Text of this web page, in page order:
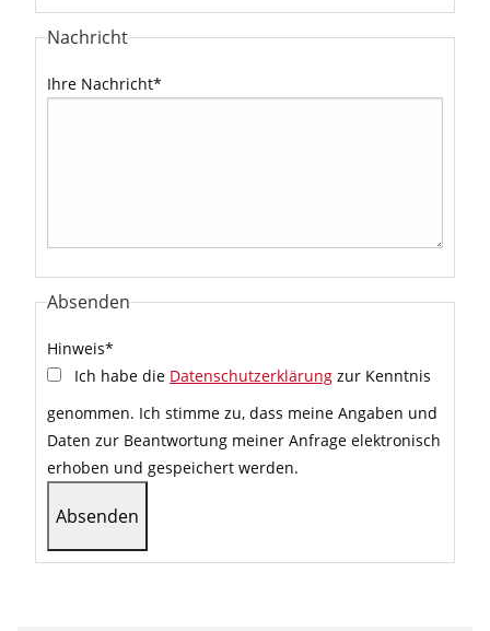
Nachricht
Ihre Nachricht*
Absenden
Hinweis*
Ich habe die Datenschutzerklärung zur Kenntnis
genommen. Ich stimme zu, dass meine Angaben und
Daten zur Beantwortung meiner Anfrage elektronisch
erhoben und gespeichert werden.